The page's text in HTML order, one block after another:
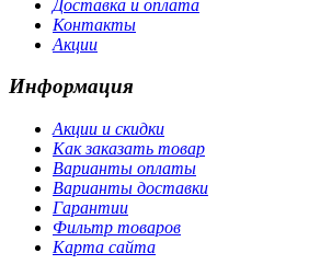
Доставка и оплата
Контакты
Акции
Информация
Акции и скидки
Как заказать товар
Варианты оплаты
Варианты доставки
Гарантии
Фильтр товаров
Карта сайта